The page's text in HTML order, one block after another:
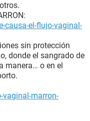
el-flujo-vaginal-
sin protección
donde el sangrado de
manera… o en el
marron-